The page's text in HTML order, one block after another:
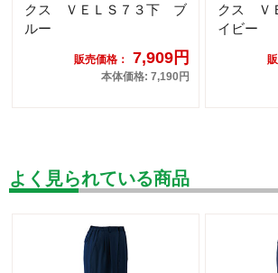
クス ＶＥＬＳ７３下 ブ
ルー
販売価格： 7,909円
本体価格: 7,190円
クス Ｖ
イビー
よく見られている商品